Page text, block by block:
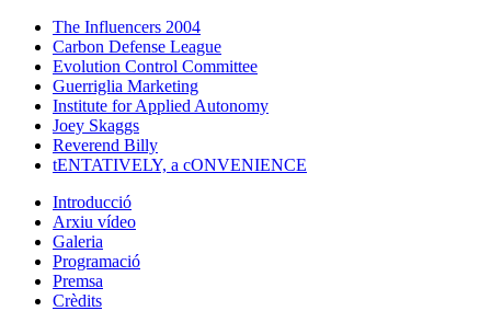
The Influencers 2004
Carbon Defense League
Evolution Control Committee
Guerriglia Marketing
Institute for Applied Autonomy
Joey Skaggs
Reverend Billy
tENTATIVELY, a cONVENIENCE
Introducció
Arxiu vídeo
Galeria
Programació
Premsa
Crèdits